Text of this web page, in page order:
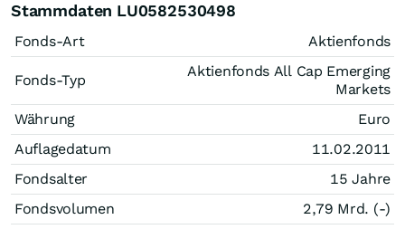
Stammdaten LU0582530498
Fonds-Art Aktienfonds
Fonds-Typ
Aktienfonds All Cap Emerging
Markets
Währung
Euro
Auflagedatum
11.02.2011
Fondsalter
15 Jahre
Fondsvolumen
2,79 Mrd. (-)